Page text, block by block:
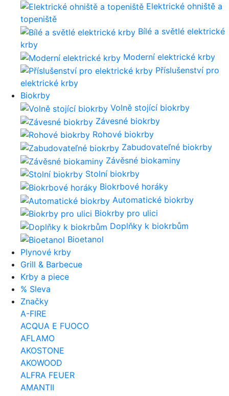
Elektrické ohniště a
topeniště
Bílé a světlé elektrické
krby
Moderní elektrické krby
Příslušenství pro
elektrické krby
Biokrby
Volně stojící biokrby
Závesné biokrby
Rohové biokrby
Zabudovateľné biokrby
Závěsné biokaminy
Stolní biokrby
Biokrbové horáky
Automatické biokrby
Biokrby pro ulici
Doplňky k biokrbům
Bioetanol
Plynové krby
Grill & Barbecue
Krby a piece
% Sleva
Značky
A-FIRE
ACQUA E FUOCO
AFLAMO
AKOSTONE
AKOWOOD
ALFRA FEUER
AMANTII